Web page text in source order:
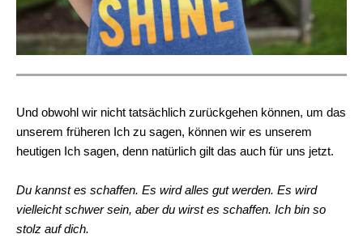
Und obwohl wir nicht tatsächlich zurückgehen können, um das
unserem früheren Ich zu sagen, können wir es unserem
heutigen Ich sagen, denn natürlich gilt das auch für uns jetzt.
Du kannst es schaffen. Es wird alles gut werden. Es wird
vielleicht schwer sein, aber du wirst es schaffen. Ich bin so
stolz auf dich.